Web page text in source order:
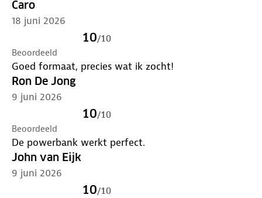
Caro
18 juni 2026
10/10
Beoordeeld
Goed formaat, precies wat ik zocht!
Ron De Jong
9 juni 2026
10/10
Beoordeeld
De powerbank werkt perfect.
John van Eijk
9 juni 2026
10/10